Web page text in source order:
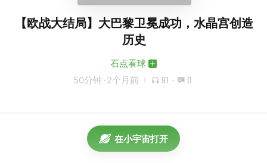
【欧战大结局】大巴黎卫冕成功，水晶宫创造
历史
石点看球
50分钟 · 2个月前 91 · 0
在小宇宙打开